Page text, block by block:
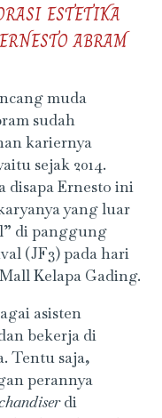
ESTETIKA
ABRAM
muda
sudah
kariernya
sejak 2014.
disapa Ernesto ini
yang luar
di panggung
(JF3) pada hari
Kelapa Gading.
asisten
bekerja di
Tentu saja,
perannya
di